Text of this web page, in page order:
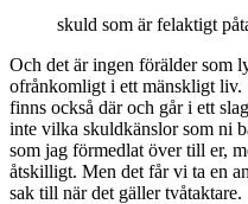
skuld som är felaktigt
Och det är ingen förälder som
ofrånkomligt i ett mänskligt liv.
finns också där och går i ett
inte vilka skuldkänslor som ni
som jag förmedlat över till er,
åtskilligt. Men det får vi ta en
sak till när det gäller tvåtaktare.